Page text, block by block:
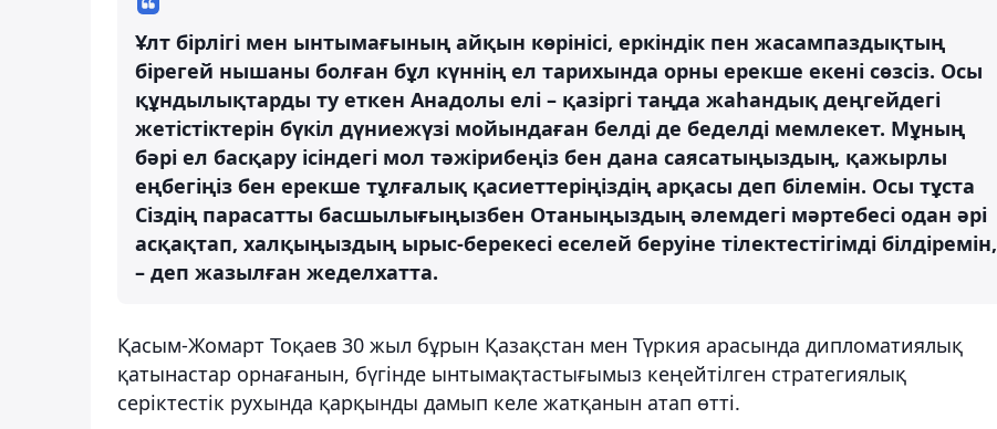
Ұлт бірлігі мен ынтымағының айқын көрінісі, еркіндік пен жасампаздықтың
бірегей нышаны болған бұл күннің ел тарихында орны ерекше екені сөзсіз. Осы
құндылықтарды ту еткен Анадолы елі – қазіргі таңда жаһандық деңгейдегі
жетістіктерін бүкіл дүниежүзі мойындаған белді де беделді мемлекет. Мұның
бәрі ел басқару ісіндегі мол тәжірибеңіз бен дана саясатыңыздың, қажырлы
еңбегіңіз бен ерекше тұлғалық қасиеттеріңіздің арқасы деп білемін. Осы тұста
Сіздің парасатты басшылығыңызбен Отаныңыздың әлемдегі мәртебесі одан әрі
асқақтап, халқыңыздың ырыс-берекесі еселей беруіне тілектестігімді білдіремін,
– деп жазылған жеделхатта.
Қасым-Жомарт Тоқаев 30 жыл бұрын Қазақстан мен Түркия арасында дипломатиялық
қатынастар орнағанын, бүгінде ынтымақтастығымыз кеңейтілген стратегиялық
серіктестік рухында қарқынды дамып келе жатқанын атап өтті.